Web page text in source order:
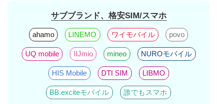
サブブランド、格安SIM/スマホ
ahamo LINEMO ワイモバイル povo
UQ mobile IIJmio mineo NUROモバイル
HIS Mobile DTI SIM LIBMO
BB.exciteモバイル 誰でもスマホ